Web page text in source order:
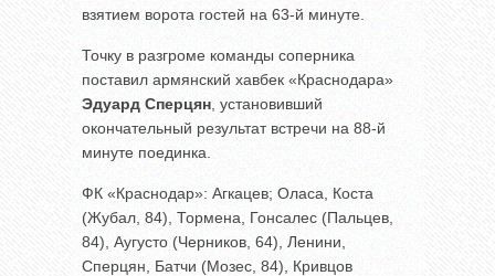
взятием ворота гостей на 63-й минуте.
Точку в разгроме команды соперника
поставил армянский хавбек «Краснодара»
Эдуард Сперцян , установивший
окончательный результат встречи на 88-й
минуте поединка.
ФК «Краснодар»: Агкацев; Оласа, Коста
(Жубал, 84), Тормена, Гонсалес (Пальцев,
84), Аугусто (Черников, 64), Ленини,
Сперцян, Батчи (Мозес, 84), Кривцов